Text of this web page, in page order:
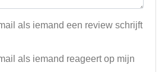
als iemand een review schrijft
als iemand reageert op mijn